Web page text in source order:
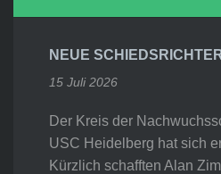
NEUE
15 Juli 2026
Der Kreis der
USC Heidelberg hat sich
Kürzlich schafften Alan